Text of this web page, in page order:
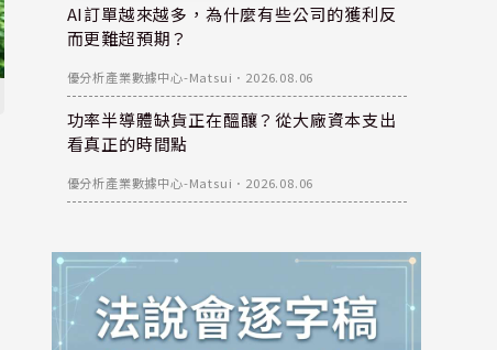
AI訂單越來越多，為什麼有些公司的獲利反
而更難超預期？
優分析產業數據中心-Matsui ． 2026.08.06
功率半導體缺貨正在醞釀？從大廠資本支出
看真正的時間點
優分析產業數據中心-Matsui ． 2026.08.06